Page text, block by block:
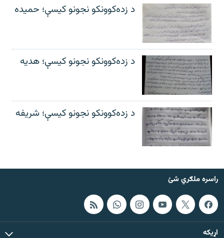
د زده‌کوونکو نجونو کیسې؛ حمیده
د زده‌کوونکو نجونو کیسې؛ هدیه
د زده‌کوونکو نجونو کیسې؛ شریفه
راسره ملګري شئ
اړيکه